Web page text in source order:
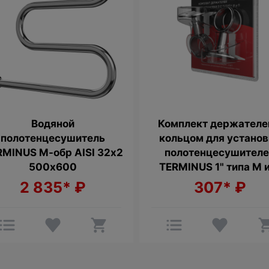
Водяной
полотенцесушитель
М-обр AISI 32х2
500х600
2 835* ₽
Комплект
кольцом для
TERMINUS 1" типа М
307* ₽